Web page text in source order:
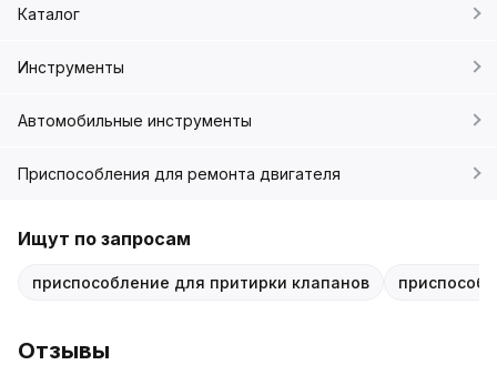
Каталог
Инструменты
Автомобильные инструменты
Приспособления для ремонта двигателя
Ищут по запросам
приспособление для притирки клапанов
Отзывы